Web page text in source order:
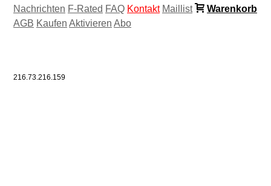
Nachrichten F-Rated FAQ Kontakt Maillist
Warenkorb
AGB Kaufen Aktivieren Abo
216.73.216.159